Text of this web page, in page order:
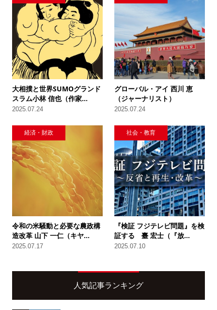
大相撲と世界SUMOグランド
スラム小林 信也（作家...
2025.07.24
グローバル・アイ 西川 恵
（ジャーナリスト）
2025.07.24
経済・財政
令和の米騒動と必要な農政構
造改革 山下 一仁（キヤ...
2025.07.17
社会・教育
『検証 フジテレビ問題』を検
証する 臺 宏士（『放...
2025.07.10
人気記事ランキング